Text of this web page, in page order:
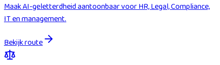
Maak AI-geletterdheid aantoonbaar voor HR, Legal, Compliance,
IT en management.
Bekijk route